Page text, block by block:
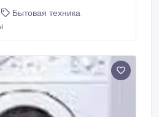
модели стиральных машин.
Бытовая техника